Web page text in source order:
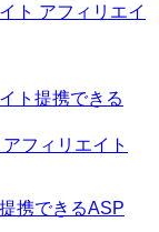
アフィリエイ
ト提携できる
アフィリエイト
携できるASP